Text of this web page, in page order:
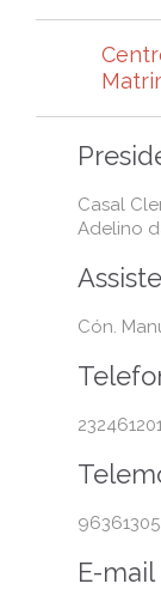
Casal
Adelino
Cón.
232461201
E-mail